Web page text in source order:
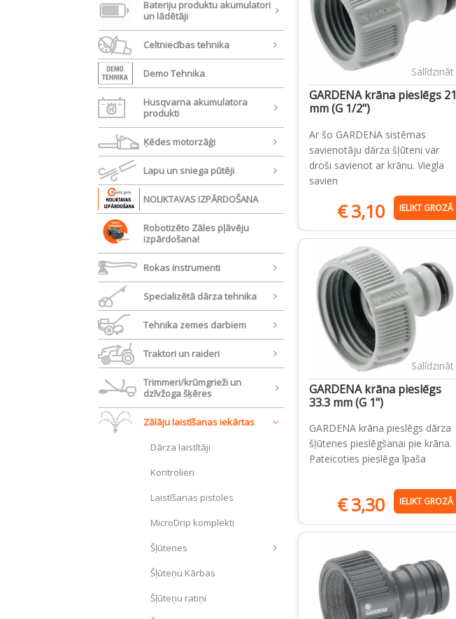
Bateriju produktu akumulatori
un lādētāji
Celtniecības tehnika
Demo Tehnika
Husqvarna akumulatora
produkti
Ķēdes motorzāģi
Lapu un sniega pūtēji
NOLIKTAVAS IZPĀRDOŠANA
Robotizēto Zāles pļāvēju
izpārdošana!
Rokas instrumenti
Specializētā dārza tehnika
Tehnika zemes darbiem
Traktori un raideri
Trimmeri/krūmgrieži un
dzīvžoga šķēres
Zālāju laistīšanas iekārtas
Dārza laistītāji
Kontrolieri
Laistīšanas pistoles
MicroDrip komplekti
Šļūtenes
Šļūteņu Kārbas
Šļūteņu ratiņi
Salīdzināt
GARDENA krāna pieslēgs 21
mm (G 1/2")
Ar šo GARDENA sistēmas
savienotāju dārza šļūteni var
droši savienot ar krānu. Viegla
savien
€3,10 IELIKT GROZĀ
Salīdzināt
GARDENA krāna pieslēgs
33.3 mm (G 1")
GARDENA krāna pieslēgs dārza
šļūtenes pieslēgšanai pie krāna.
Pateicoties pieslēga īpaša
€3,30 IELIKT GROZĀ